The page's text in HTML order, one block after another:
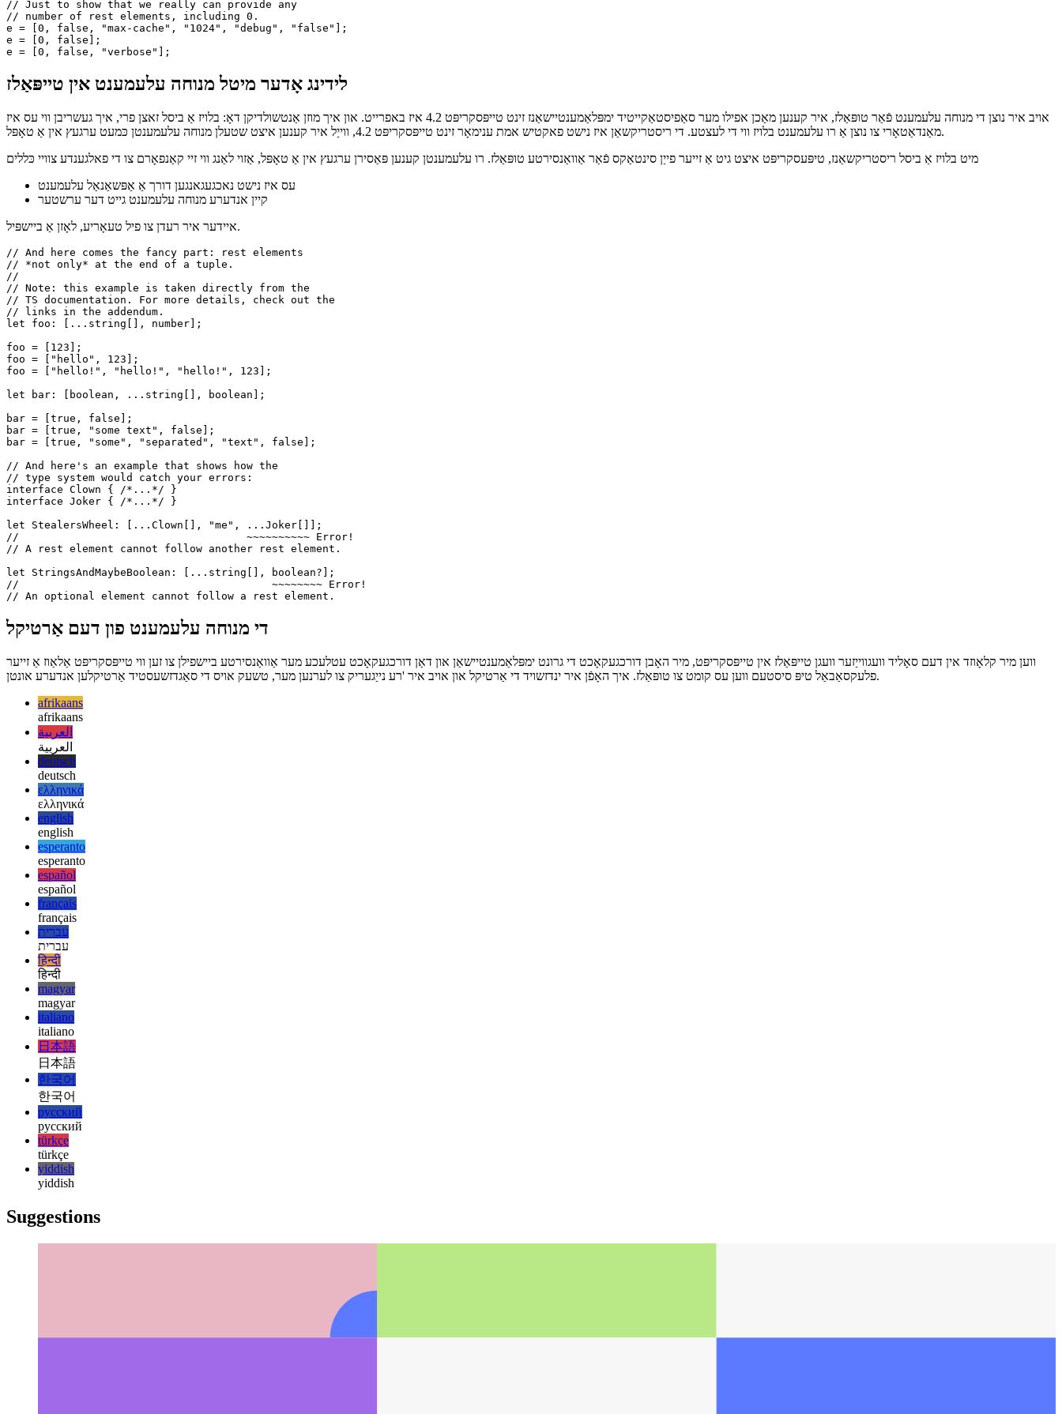
// we can still cleanly handle it with TS. Nice!
let input: [number, boolean, ...string[]];
// Just to show that we really can provide any
// number of rest elements, including 0.
e = [0, false];
לידינג אָדער מיטל מנוחה עלעמענט אין טייפּאַלז
אויב איר נוצן די מנוחה עלעמענט פֿאַר טופּאַלז, איר קענען מאַכן אפילו מער סאַפיסטאַקייטיד ימפּלאַמענטיישאַנז זינט טייפּסקריפּט 4.2 איז באפרייט. און איך מוזן אַנטשולדיקן דאָ: בלויז אַ ביסל זאצן פרי, איך געשריבן ווי עס איז
מיט בלויז אַ ביסל ריסטריקשאַנז, טיפּעסקריפּט איצט גיט אַ זייער פייַן סינטאַקס פֿאַר אַוואַנסירטע טופּאַלז. רו עלעמענטן קענען פּאַסירן ערגעץ אין אַ טאָפּל, אַזוי לאַנג ווי זיי קאַנפאָרם צו די פאלגענדע צוויי כּללים
עס איז נישט נאכגעגאנגען דורך אַ אַפּשאַנאַל עלעמענט
קיין אנדערע מנוחה עלעמענט גייט דער ערשטער
// And here comes the fancy part: rest elements
// *not only* at the end of a tuple.
//
// Note: this example is taken directly from the
// links in the addendum.
let foo: [...string[], number];
foo = ["hello", 123];
let bar: [boolean, ...string[], boolean];
bar = [true, "some text", false];
bar = [true, "some", "separated", "text", false];
// And here's an example that shows how the
interface Clown { /*...*/ }
interface Joker { /*...*/ }
//                                    ~~~~~~~~~~ Error!
// A rest element cannot follow another rest element.
//                                        ~~~~~~~~ Error!
די מנוחה עלעמענט פון דעם אַרטיקל
ווען מיר קלאָוזד אין דעם סאָליד וועגווייַזער וועגן טייפּאַלז אין טייפּסקריפּט, מיר האָבן דורכגעקאָכט די גרונט ימפּלאַמענטיישאַן און דאַן דורכגעקאָכט עטלעכע מער אַוואַנסירטע ביישפילן צו זען ווי טייפּסקריפּט אַלאַוז אַ זייער
afrikaans
afrikaans
العربية
العربية
deutsch
deutsch
ελληνικά
ελληνικά
english
english
esperanto
esperanto
español
español
français
français
עברית
עברית
हिन्दी
हिन्दी
magyar
magyar
italiano
italiano
日本語
日本語
한국어
한국어
русский
русский
türkçe
türkçe
yiddish
yiddish